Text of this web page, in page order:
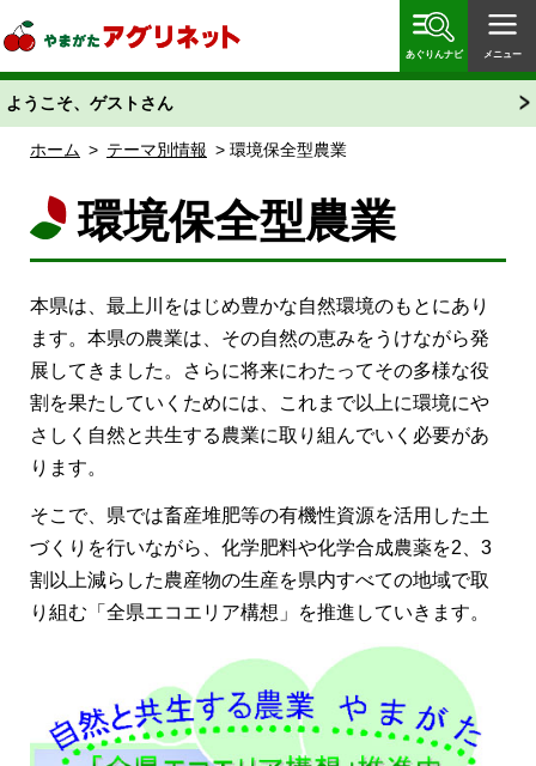
「あぐりん」
あぐりんナビ メニュー
ようこそ、ゲストさん
ホーム > テーマ別情報 > 環境保全型農業
環境保全型農業
本県は、最上川をはじめ豊かな自然環境のもとにあり
ます。本県の農業は、その自然の恵みをうけながら発
展してきました。さらに将来にわたってその多様な役
割を果たしていくためには、これまで以上に環境にや
さしく自然と共生する農業に取り組んでいく必要があ
ります。
そこで、県では畜産堆肥等の有機性資源を活用した土
づくりを行いながら、化学肥料や化学合成農薬を2、3
割以上減らした農産物の生産を県内すべての地域で取
り組む「全県エコエリア構想」を推進していきます。